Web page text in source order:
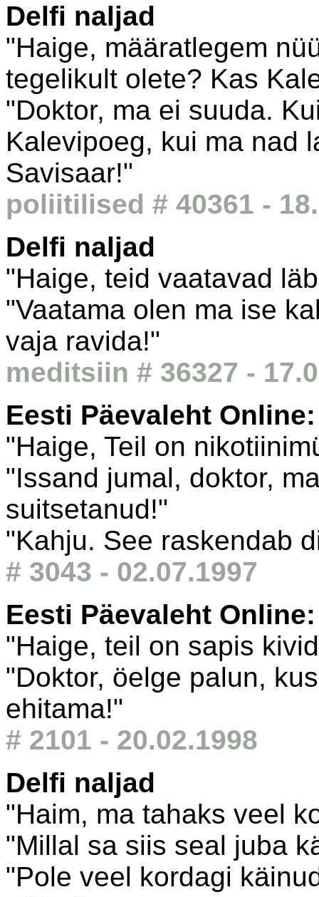
Delfi naljad
"Haige, määratlegem
tegelikult olete? Kas
"Doktor, ma ei suuda.
Kalevipoeg, kui ma nad
Savisaar!"
poliitilised # 40361 -
Delfi naljad
"Haige, teid vaatavad
"Vaatama olen ma ise
vaja ravida!"
meditsiin # 36327 -
Eesti Päevaleht
"Haige, Teil on
"Issand jumal, doktor,
suitsetanud!"
"Kahju. See raskendab
# 3043 - 02.07.1997
Eesti Päevaleht
"Haige, teil on sapis
"Doktor, öelge palun,
ehitama!"
# 2101 - 20.02.1998
Delfi naljad
"Haim, ma tahaks veel
"Millal sa siis seal juba
"Pole veel kordagi